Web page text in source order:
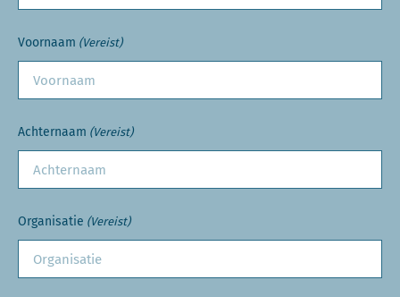
Voornaam (Vereist)
Achternaam (Vereist)
Organisatie (Vereist)